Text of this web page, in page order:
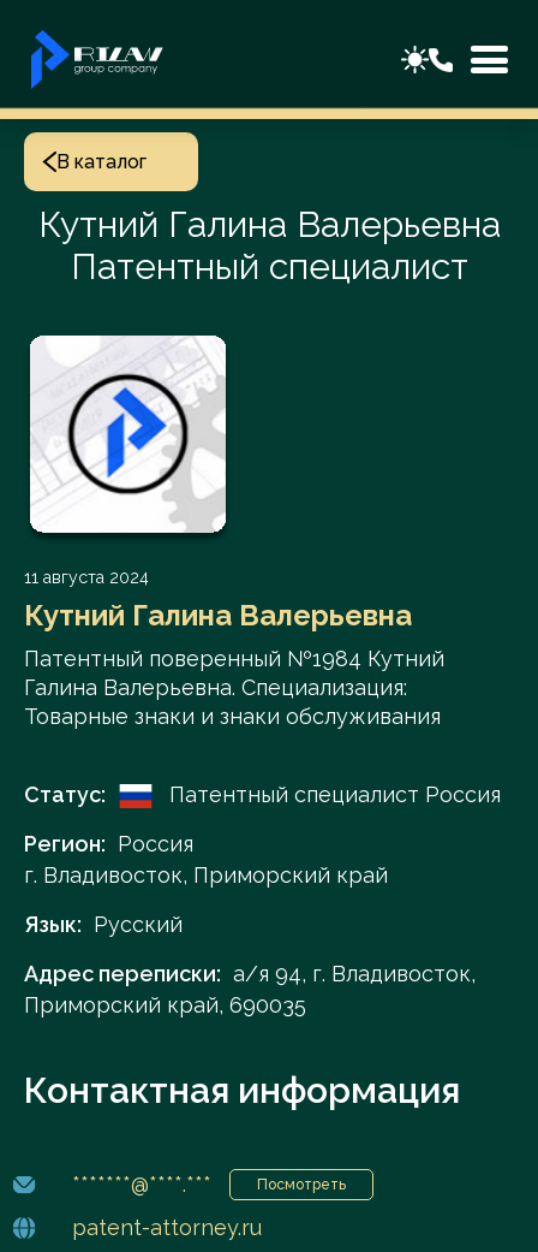
В каталог
Кутний Галина Валерьевна
Патентный специалист
11 августа 2024
Кутний Галина Валерьевна
Патентный поверенный №1984 Кутний
Галина Валерьевна. Специализация:
Товарные знаки и знаки обслуживания
Статус:
Патентный специалист Россия
Регион: Россия
г. Владивосток, Приморский край
Язык: Русский
Адрес переписки: а/я 94, г. Владивосток,
Приморский край, 690035
Контактная информация
*******@****.*** Посмотреть
patent-attorney.ru